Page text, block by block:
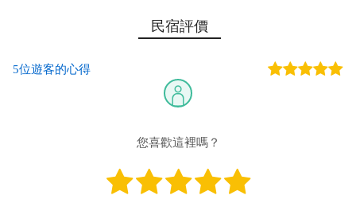
彰化銀行-恆春分行 代號：009 帳號： 8348-50-022364-
您也可以利用這幾個常用的網路ATM匯款： [ 郵局ATM ]、 [彰銀
民宿評價
5位遊客的心得
您喜歡這裡嗎？